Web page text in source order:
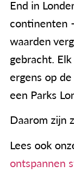
End in
continenten
waarden
gebracht.
ergens op
een Parks
Daarom zijn
Lees ook
ontspannen